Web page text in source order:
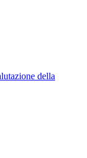
della